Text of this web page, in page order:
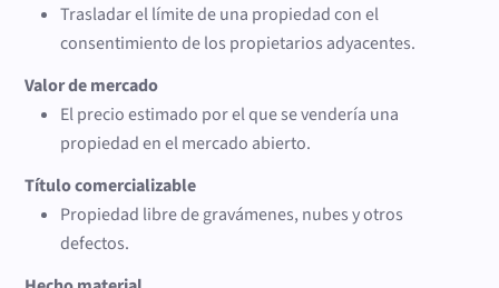
Trasladar el límite de una propiedad con el
consentimiento de los propietarios adyacentes.
Valor de mercado
El precio estimado por el que se vendería una
propiedad en el mercado abierto.
Título comercializable
Propiedad libre de gravámenes, nubes y otros
defectos.